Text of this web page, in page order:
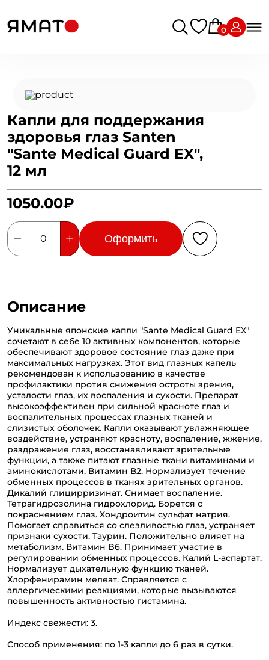
0
Капли для поддержания
здоровья глаз Santen
"Sante Medical Guard EX",
12 мл
1050.00₽
0 Оформить
Описание
Уникальные японские капли "Sante Medical Guard EX"
сочетают в себе 10 активных компонентов, которые
обеспечивают здоровое состояние глаз даже при
максимальных нагрузках. Этот вид глазных капель
рекомендован к использованию в качестве
профилактики против снижения остроты зрения,
усталости глаз, их воспаления и сухости. Препарат
высокоэффективен при сильной красноте глаз и
воспалительных процессах глазных тканей и
слизистых оболочек. Капли оказывают увлажняющее
воздействие, устраняют красноту, воспаление, жжение,
раздражение глаз, восстанавливают зрительные
функции, а также питают глазные ткани витаминами и
аминокислотами. Витамин В2. Нормализует течение
обменных процессов в тканях зрительных органов.
Дикалий глицирризинат. Снимает воспаление.
Тетрагидрозолина гидрохлорид. Борется с
покраснением глаз. Хондроитин сульфат натрия.
Помогает справиться со слезливостью глаз, устраняет
признаки сухости. Таурин. Положительно влияет на
метаболизм. Витамин B6. Принимает участие в
регулировании обменных процессов. Калий L-аспартат.
Нормализует дыхательную функцию тканей.
Хлорфенирамин мелеат. Справляется с
аллергическими реакциями, которые вызываются
повышенность активностью гистамина.
Индекс свежести: 3.
Способ применения: по 1-3 капли до 6 раз в сутки.